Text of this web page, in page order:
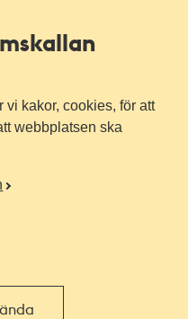
kakor, cookies, för att
webbplatsen ska